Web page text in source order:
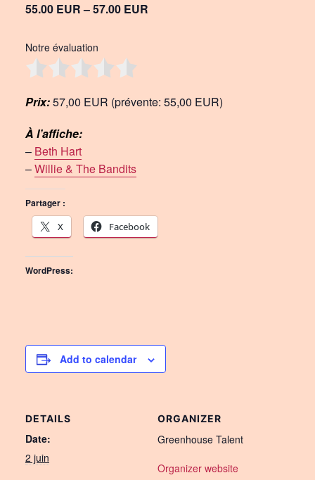
55.00 EUR – 57.00 EUR
Notre évaluation
Prix:57,00 EUR (prévente: 55,00 EUR)
À l’affiche:
– Beth Hart
–Willie & The Bandits
Partager :
X
Facebook
WordPress:
Add to calendar
DETAILS
Date:
2 juin
ORGANIZER
Greenhouse Talent
Organizer website